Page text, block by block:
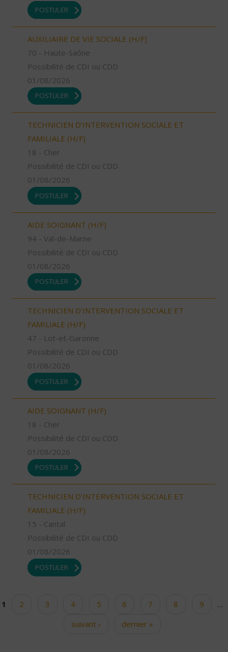
POSTULER
AUXILIAIRE DE VIE SOCIALE (H/F)
70 - Haute-Saône
Possibilité de CDI ou CDD
01/08/2026
POSTULER
TECHNICIEN D’INTERVENTION SOCIALE ET
FAMILIALE (H/F)
18 - Cher
Possibilité de CDI ou CDD
01/08/2026
POSTULER
AIDE SOIGNANT (H/F)
94 - Val-de-Marne
Possibilité de CDI ou CDD
01/08/2026
POSTULER
TECHNICIEN D’INTERVENTION SOCIALE ET
FAMILIALE (H/F)
47 - Lot-et-Garonne
Possibilité de CDI ou CDD
01/08/2026
POSTULER
AIDE SOIGNANT (H/F)
18 - Cher
Possibilité de CDI ou CDD
01/08/2026
POSTULER
TECHNICIEN D’INTERVENTION SOCIALE ET
FAMILIALE (H/F)
15 - Cantal
Possibilité de CDI ou CDD
01/08/2026
POSTULER
Pages
1 2 3 4 5 6 7 8 9
…
suivant ›
dernier »